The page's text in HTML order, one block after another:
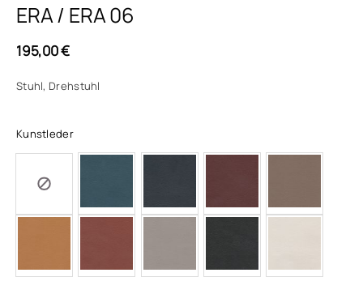
ERA / ERA 06
195,00€
Stuhl, Drehstuhl
Kunstleder